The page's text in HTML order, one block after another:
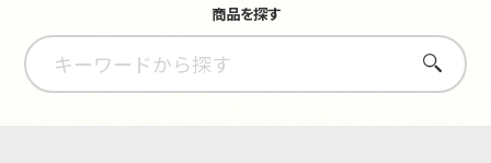
商品を探す
さがす